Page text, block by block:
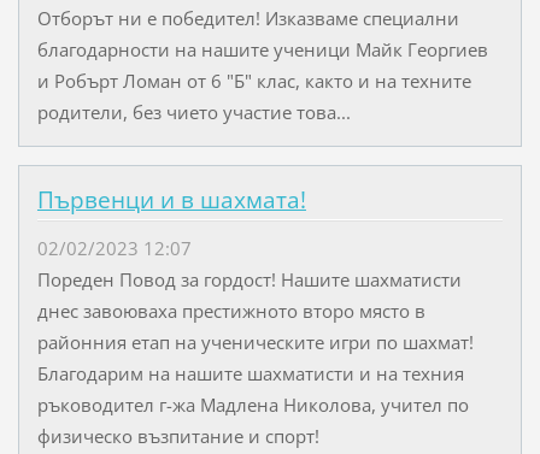
Отборът ни е победител! Изказваме специални
благодарности на нашите ученици Майк Георгиев
и Робърт Ломан от 6 "Б" клас, както и на техните
родители, без чието участие това...
Първенци и в шахмата!
02/02/2023 12:07
Пореден Повод за гордост! Нашите шахматисти
днес завоюваха престижното второ място в
районния етап на ученическите игри по шахмат!
Благодарим на нашите шахматисти и на техния
ръководител г-жа Мадлена Николова, учител по
физическо възпитание и спорт!